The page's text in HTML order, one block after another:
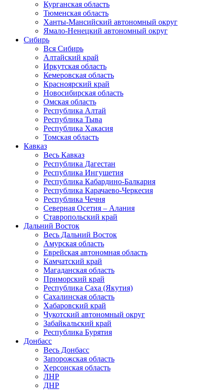
Курганская область
Тюменская область
Ханты-Мансийский автономный округ
Ямало-Ненецкий автономный округ
Сибирь
Вся Сибирь
Алтайский край
Иркутская область
Кемеровская область
Красноярский край
Новосибирская область
Омская область
Республика Алтай
Республика Тыва
Республика Хакасия
Томская область
Кавказ
Весь Кавказ
Республика Дагестан
Республика Ингушетия
Республика Кабардино-Балкария
Республика Карачаево-Черкесия
Республика Чечня
Северная Осетия – Алания
Ставропольский край
Дальний Восток
Весь Дальний Восток
Амурская область
Еврейская автономная область
Камчатский край
Магаданская область
Приморский край
Республика Саха (Якутия)
Сахалинская область
Хабаровский край
Чукотский автономный округ
Забайкальский край
Республика Бурятия
Донбасс
Весь Донбасс
Запорожская область
Херсонская область
ЛНР
ДНР